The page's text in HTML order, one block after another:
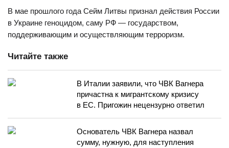
В мае прошлого года Сейм Литвы признал действия России
в Украине геноцидом, саму РФ — государством,
поддерживающим и осуществляющим терроризм.
Читайте также
В Италии заявили, что ЧВК Вагнера
причастна к мигрантскому кризису
в ЕС. Пригожин нецензурно ответил
Основатель ЧВК Вагнера назвал
сумму, нужную, для наступления